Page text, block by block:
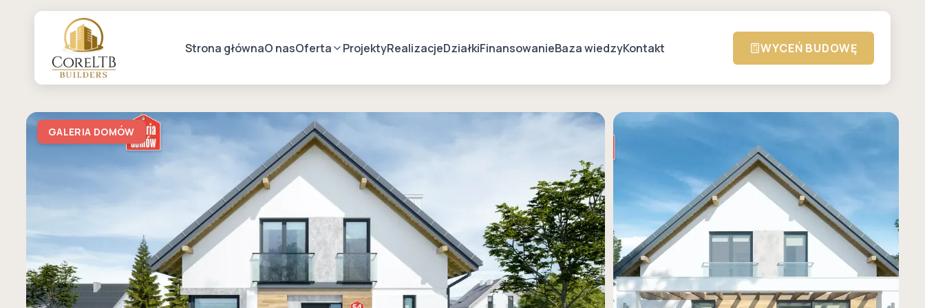
Strona głównaO nasOferta ProjektyRealizacjeDziałkiFinansowanieBaza wiedzyKontakt WYCEŃ BUDOWĘ
GALERIA DOMÓW